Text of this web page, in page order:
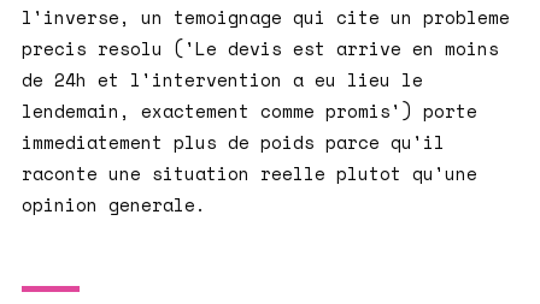
l'inverse, un temoignage qui cite un probleme
precis resolu ('Le devis est arrive en moins
de 24h et l'intervention a eu lieu le
lendemain, exactement comme promis') porte
immediatement plus de poids parce qu'il
raconte une situation reelle plutot qu'une
opinion generale.